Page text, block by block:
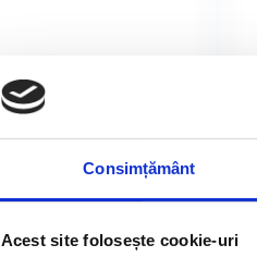
Consimțământ
Acest site folosește cookie-uri